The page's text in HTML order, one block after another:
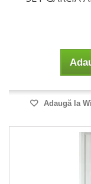
Adaugă la